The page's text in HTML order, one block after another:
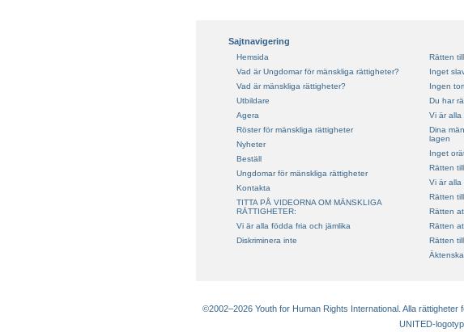
Sajtnavigering
Hemsida
Vad är Ungdomar för mänskliga rättigheter?
Vad är mänskliga rättigheter?
Utbildare
Agera
Röster för mänskliga rättigheter
Nyheter
Beställ
Ungdomar för mänskliga rättigheter
Kontakta
TITTA PÅ VIDEORNA OM MÄNSKLIGA
RÄTTIGHETER:
Vi är alla födda fria och jämlika
Diskriminera inte
Rätten
Inget
Ingen
Du har
Vi är alla
Dina
lagen
Inget
Rätten
Vi är alla
Rätten
Rätten
Rätten
Rätten
©2002–2026 Youth for Human Rights International. Alla
UNITED-